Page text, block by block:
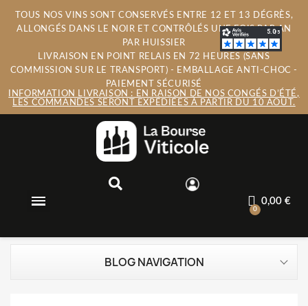
TOUS NOS VINS SONT CONSERVÉS ENTRE 12 ET 13 DÉGRÈS,
ALLONGÉS DANS LE NOIR ET CONTRÔLÉS UNE FOIS PAR AN
PAR HUISSIER
LIVRAISON EN POINT RELAIS EN 72 HEURES (SANS
COMMISSION SUR LE TRANSPORT) - EMBALLAGE ANTI-CHOC -
PAIEMENT SÉCURISÉ
INFORMATION LIVRAISON : EN RAISON DE NOS CONGÉS D’ÉTÉ,
LES COMMANDES SERONT EXPÉDIÉES À PARTIR DU 10 AOÛT.
0,00 €
BLOG NAVIGATION